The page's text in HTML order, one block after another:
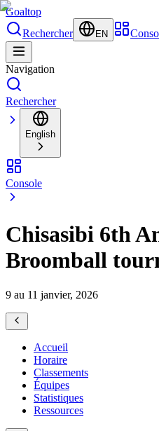
Goaltop
Rechercher
EN
Navigation
Rechercher
English
Console
Chisasibi 6th
Broomball
9 au 11 janvier, 2026
Accueil
Horaire
Classements
Équipes
Statistiques
Ressources